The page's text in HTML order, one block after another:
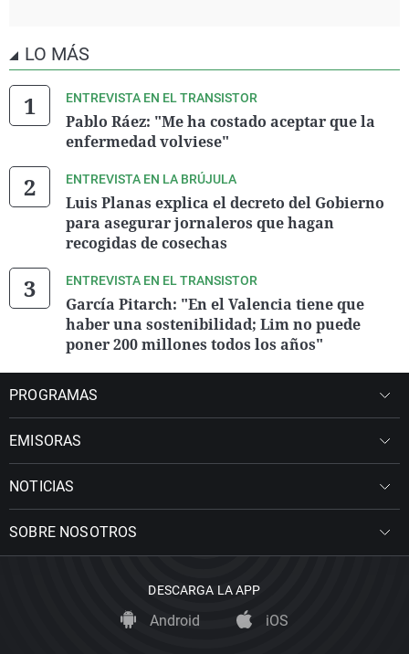
LO MÁS
ENTREVISTA EN EL TRANSISTOR
Pablo Ráez: "Me ha costado aceptar que la
enfermedad volviese"
ENTREVISTA EN LA BRÚJULA
Luis Planas explica el decreto del Gobierno
para asegurar jornaleros que hagan
recogidas de cosechas
ENTREVISTA EN EL TRANSISTOR
García Pitarch: "En el Valencia tiene que
haber una sostenibilidad; Lim no puede
poner 200 millones todos los años"
PROGRAMAS
EMISORAS
NOTICIAS
SOBRE NOSOTROS
DESCARGA LA APP
Android iOS